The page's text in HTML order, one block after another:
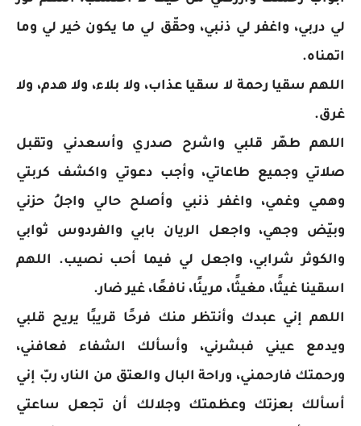
لي دربي، واغفر لي ذنبي، وحقّق لي ما يكون خير لي وما
اتمناه.
اللهم سقيا رحمة لا سقيا عذاب، ولا بلاء، ولا هدم، ولا
غرق.
اللهم طهّر قلبي واشرح صدري وأسعدني وتقبل
صلاتي وجميع طاعاتي، وأجب دعوتي واكشف كربتي
وهمي وغمي، واغفر ذنبي وأصلح حالي واجلُ حزني
وبيّض وجهي، واجعل الريان بابي والفردوس ثوابي
والكوثر شرابي، واجعل لي فيما أحب نصيب. اللهم
اسقينا غيثًا، مغيثًا، مريئًا، نافعًا، غير ضار.
اللهم إني عبدك وأنتظر منك فرحًا قريبًا يريح قلبي
ويدمع عيني فبشرني، وأسألك الشفاء فعافني،
ورحمتك فارحمني، وراحة البال والعتق من النار، ربّ إني
أسألك بعزتك وعظمتك وجلالك أن تجعل ساعتي